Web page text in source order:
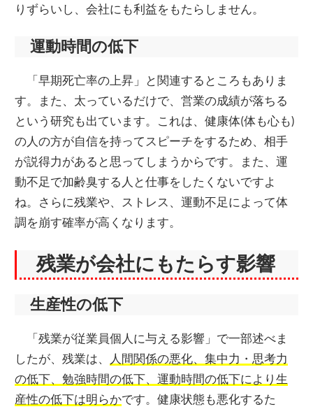
りずらいし、会社にも利益をもたらしません。
運動時間の低下
「早期死亡率の上昇」と関連するところもありま
す。また、太っているだけで、営業の成績が落ちる
という研究も出ています。これは、健康体(体も心も)
の人の方が自信を持ってスピーチをするため、相手
が説得力があると思ってしまうからです。また、運
動不足で加齢臭する人と仕事をしたくないですよ
ね。さらに残業や、ストレス、運動不足によって体
調を崩す確率が高くなります。
残業が会社にもたらす影響
生産性の低下
「残業が従業員個人に与える影響」で一部述べま
したが、残業は、
人間関係の悪化、集中力・思考力
の低下、勉強時間の低下、運動時間の低下により生
産性の低下は明らかです。健康状態も悪化するた